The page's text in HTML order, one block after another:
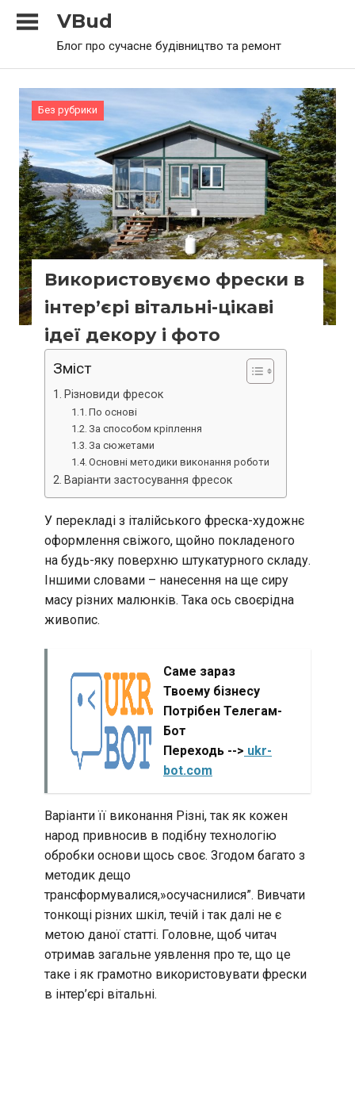
VBud
Блог про сучасне будівництво та ремонт
Без рубрики
Використовуємо фрески в
інтер’єрі вітальні-цікаві
ідеї декору і фото
Зміст
Різновиди фресок
По основі
За способом кріплення
За сюжетами
Основні методики виконання роботи
Варіанти застосування фресок
У перекладі з італійського фреска-художнє
оформлення свіжого, щойно покладеного
на будь-яку поверхню штукатурного складу.
Іншими словами – нанесення на ще сиру
масу різних малюнків. Така ось своєрідна
живопис.
Саме зараз
Твоему бізнесу
Потрібен Телегам-
Бот
Переходь --> ukr-
bot.com
Варіанти її виконання Різні, так як кожен
народ привносив в подібну технологію
обробки основи щось своє. Згодом багато з
методик дещо
трансформувалися,»осучаснилися”. Вивчати
тонкощі різних шкіл, течій і так далі не є
метою даної статті. Головне, щоб читач
отримав загальне уявлення про те, що це
таке і як грамотно використовувати фрески
в інтер’єрі вітальні.